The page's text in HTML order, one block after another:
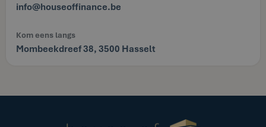
info@houseoffinance.be
Kom eens langs
Mombeekdreef 38, 3500 Hasselt